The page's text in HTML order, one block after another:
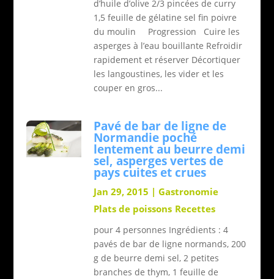
d’huile d’olive 2/3 pincées de curry
1,5 feuille de gélatine sel fin poivre
du moulin Progression Cuire les
asperges à l’eau bouillante Refroidir
rapidement et réserver Décortiquer
les langoustines, les vider et les
couper en gros...
Pavé de bar de ligne de
Normandie poché
lentement au beurre demi
sel, asperges vertes de
pays cuites et crues
Jan 29, 2015 |Gastronomie
Plats de poissons Recettes
pour 4 personnes Ingrédients : 4
pavés de bar de ligne normands, 200
g de beurre demi sel, 2 petites
branches de thym, 1 feuille de